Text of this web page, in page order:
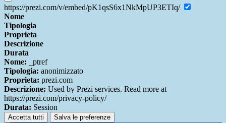
https://prezi.com/v/embed/pK1qsS6x1NkMpUP3ETIq/
Nome
Tipologia
Proprieta
Descrizione
Durata
Nome: _ptref
Tipologia: anonimizzato
Proprieta: prezi.com
Descrizione: Used by Prezi services. Read more at
https://prezi.com/privacy-policy/
Durata: Session
Accetta tutti Salva le preferenze